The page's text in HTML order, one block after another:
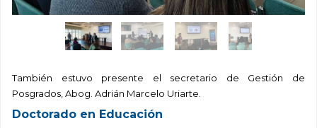
También estuvo presente el secretario de Gestión de
Posgrados, Abog. Adrián Marcelo Uriarte.
Doctorado en Educación